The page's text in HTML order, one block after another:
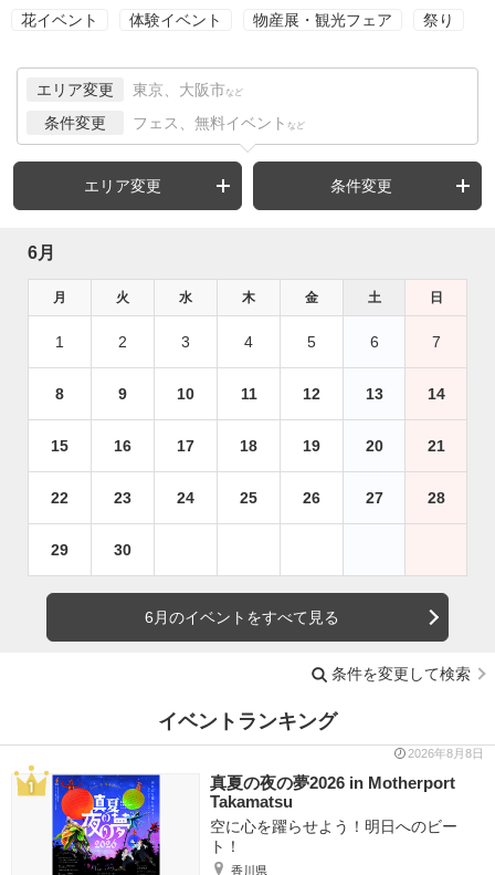
花イベント 体験イベント 物産展・観光フェア 祭り
エリア変更 東京、大阪市 など
条件変更 フェス、無料イベント など
エリア変更 条件変更
6月
月 火 水 木 金 土 日
1 2 3 4 5 6 7
8 9 10 11 12 13 14
15 16 17 18 19 20 21
22 23 24 25 26 27 28
29 30
6月のイベントをすべて見る
条件を変更して検索
イベントランキング
2026年8月8日
真夏の夜の夢2026 in Motherport
Takamatsu
空に心を躍らせよう！明日へのビー
ト！
香川県